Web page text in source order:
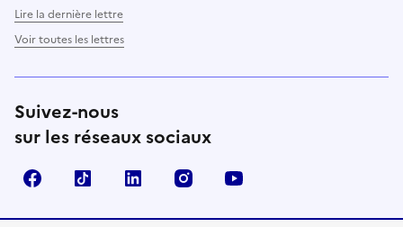
Lire la dernière lettre
Voir toutes les lettres
Suivez-nous
sur les réseaux sociaux
FacebookTikTok LinkedIn Instagram